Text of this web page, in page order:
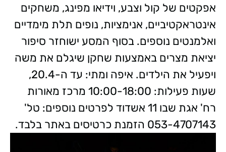
אפקטים של קול וצבע, וידיאו מפינג, משחקים
אינטראקטיביים, אנימציות, נופים תלת מימדיים
ואלמנטים נוספים. בסוף המסע ישוחזר סיפור
יציאת מצרים באמצעות שחקן שיגלם את משה
ויפעיל את הילדים. איפה ומתי: עד ה-20.4,
שעות פעילות: 10:00-18:00 מרכז מאורות
רח' אגת שבו 11 אשדוד לפרטים נוספים: טל'
053-4707143 הזמנת כרטיסים באתר בלבד.